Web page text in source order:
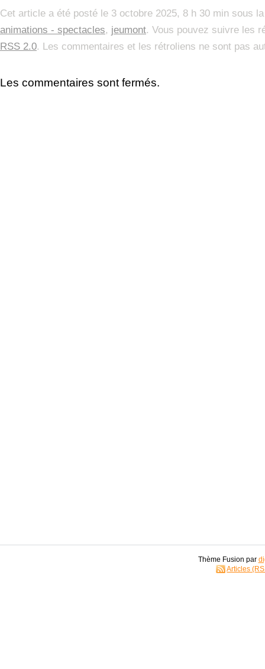
Cet article a été posté le 3 octobre 2025, 8 h 30 min sous
animations - spectacles, jeumont. Vous pouvez suivre les
RSS 2.0. Les commentaires et les rétroliens ne sont pas
Les commentaires sont fermés.
Thème Fusion par
Articles